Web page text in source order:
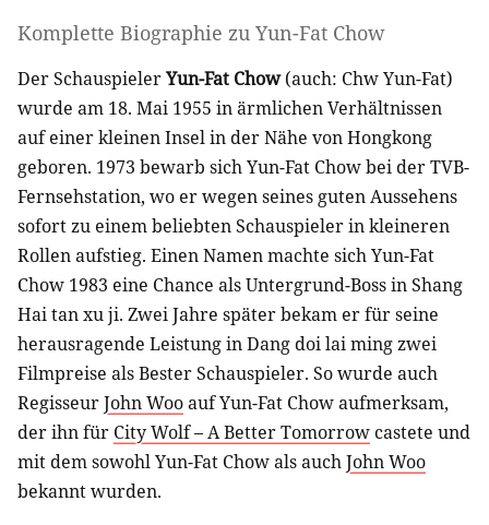
Komplette Biographie zu Yun-Fat Chow
Der SchauspielerYun-Fat Chow(auch: Chw Yun-Fat)
wurde am 18. Mai 1955 in ärmlichen Verhältnissen
auf einer kleinen Insel in der Nähe von Hongkong
geboren. 1973 bewarb sich Yun-Fat Chow bei der TVB-
Fernsehstation, wo er wegen seines guten Aussehens
sofort zu einem beliebten Schauspieler in kleineren
Rollen aufstieg. Einen Namen machte sich Yun-Fat
Chow 1983 eine Chance als Untergrund-Boss in Shang
Hai tan xu ji. Zwei Jahre später bekam er für seine
herausragende Leistung in Dang doi lai ming zwei
Filmpreise als Bester Schauspieler. So wurde auch
RegisseurJohn Wooauf Yun-Fat Chow aufmerksam,
der ihn für City Wolf – A Better Tomorrow castete und
mit dem sowohl Yun-Fat Chow als auchJohn Woo
bekannt wurden.